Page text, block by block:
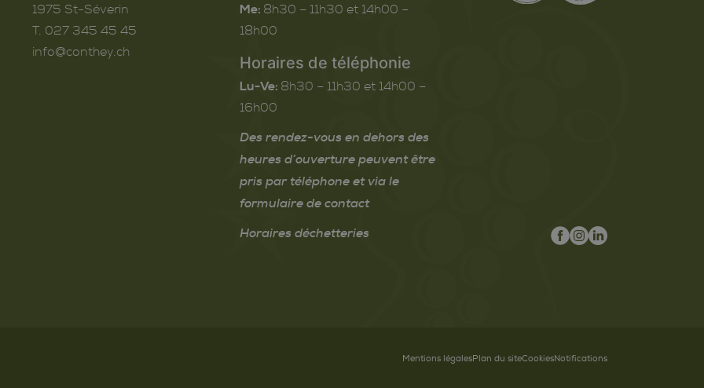
1975 St-Séverin
T. 027 345 45 45
info@conthey.ch
Me: 8h30 – 11h30 et 14h00 –
18h00
Horaires de téléphonie
Lu-Ve: 8h30 – 11h30 et 14h00 –
16h00
Des rendez-vous en dehors des
heures d’ouverture peuvent être
pris par téléphone et via le
formulaire de contact
Horaires déchetteries
Mentions légalesPlan du siteCookiesNotifications